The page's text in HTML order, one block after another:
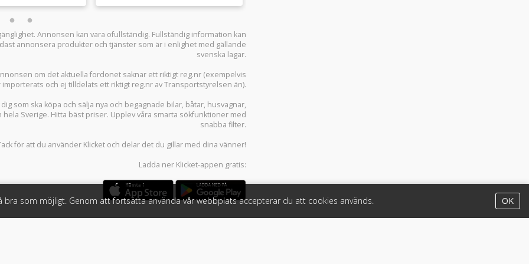
Annonsen kan vara ofullständig. Fullständig information kan
annonsera produkter och tjänster som är i enlighet med gällande
svenska lagar.
om det aktuella fordonet saknar ett riktigt reg.nr (exempelvis
och ej tilldelats ett riktigt reg.nr av Transportstyrelsen än).
som ska köpa och sälja nya och begagnade bilar, båtar, husvagnar,
Sverige. Hitta bäst priser. Upplev våra smarta sökfunktioner med
snabba filter.
för att du använder Klicket och delar det du gillar med dina vänner!
Ladda ner Klicket-appen gratis:
som möjligt. Genom att fortsätta använda vår webbplats accepterar du att cookies används. OK